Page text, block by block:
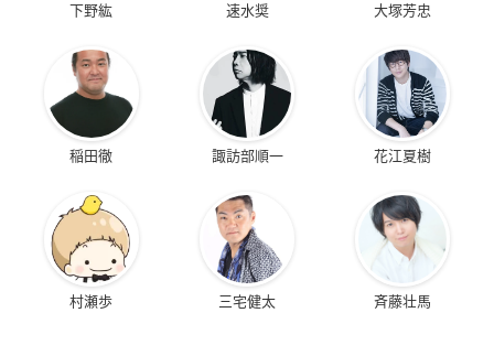
下野紘 速水奨 大塚芳忠
稲田徹 諏訪部順一 花江夏樹
村瀬歩 三宅健太 斉藤壮馬